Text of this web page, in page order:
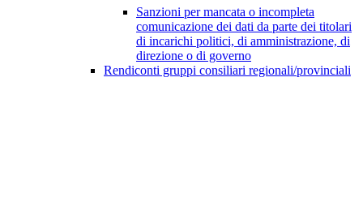
Sanzioni per mancata o incompleta
comunicazione dei dati da parte dei titolari
di incarichi politici, di amministrazione, di
direzione o di governo
Rendiconti gruppi consiliari regionali/provinciali